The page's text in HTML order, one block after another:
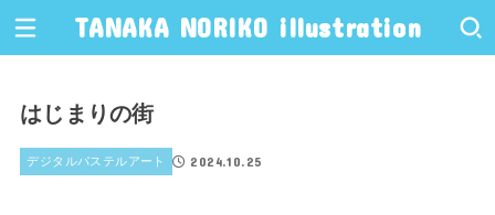
TANAKA NORIKO illustration
はじまりの街
デジタルパステルアート 2024.10.25